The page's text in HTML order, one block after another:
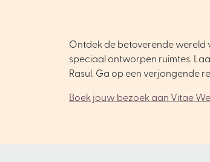
Ontdek de betoverende wereld
speciaal ontworpen ruimtes.
Rasul. Ga op een verjongende
Boek jouw bezoek aan Vitae